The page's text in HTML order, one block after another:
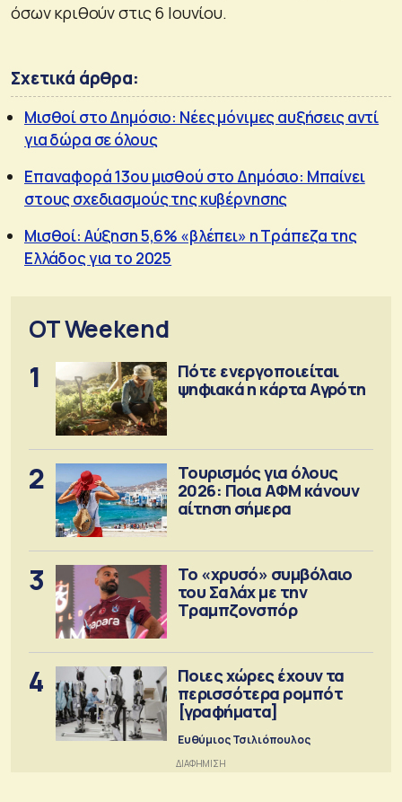
όσων κριθούν στις 6 Ιουνίου.
Σχετικά άρθρα:
Μισθοί στο Δημόσιο: Νέες μόνιμες αυξήσεις αντί
για δώρα σε όλους
Επαναφορά 13ου μισθού στο Δημόσιο: Μπαίνει
στους σχεδιασμούς της κυβέρνησης
Μισθοί: Αύξηση 5,6% «βλέπει» η Τράπεζα της
Ελλάδος για το 2025
OT Weekend
1
Πότε ενεργοποιείται
ψηφιακά η κάρτα Αγρότη
2
Τουρισμός για όλους
2026: Ποια ΑΦΜ κάνουν
αίτηση σήμερα
3
Το «χρυσό» συμβόλαιο
του Σαλάχ με την
Τραμπζονσπόρ
4
Ποιες χώρες έχουν τα
περισσότερα ρομπότ
[γραφήματα]
Ευθύμιος Τσιλιόπουλος